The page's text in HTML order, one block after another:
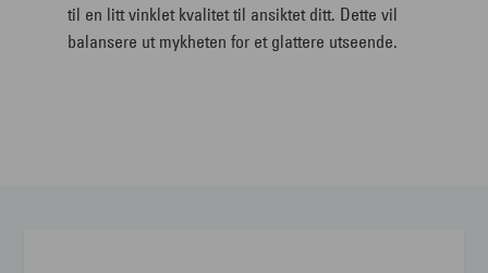
til en litt vinklet kvalitet til ansiktet ditt. Dette vil
balansere ut mykheten for et glattere utseende.